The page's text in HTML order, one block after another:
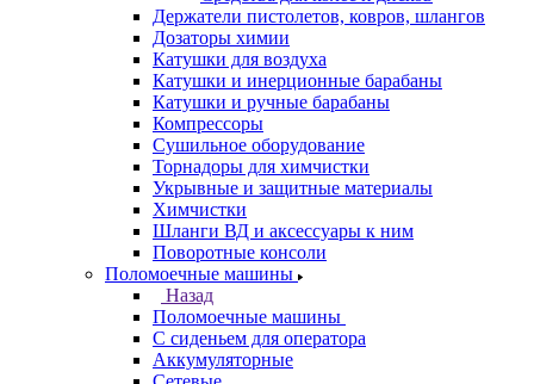
Держатели пистолетов, ковров, шлангов
Дозаторы химии
Катушки для воздуха
Катушки и инерционные барабаны
Катушки и ручные барабаны
Компрессоры
Сушильное оборудование
Торнадоры для химчистки
Укрывные и защитные материалы
Химчистки
Шланги ВД и аксессуары к ним
Поворотные консоли
Поломоечные машины
Назад
Поломоечные машины
С сиденьем для оператора
Аккумуляторные